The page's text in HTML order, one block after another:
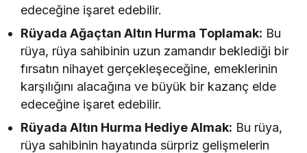
edeceğine işaret edebilir.
Rüyada Ağaçtan Altın Hurma Toplamak: Bu
rüya, rüya sahibinin uzun zamandır beklediği bir
fırsatın nihayet gerçekleşeceğine, emeklerinin
karşılığını alacağına ve büyük bir kazanç elde
edeceğine işaret edebilir.
Rüyada Altın Hurma Hediye Almak: Bu rüya,
rüya sahibinin hayatında sürpriz gelişmelerin